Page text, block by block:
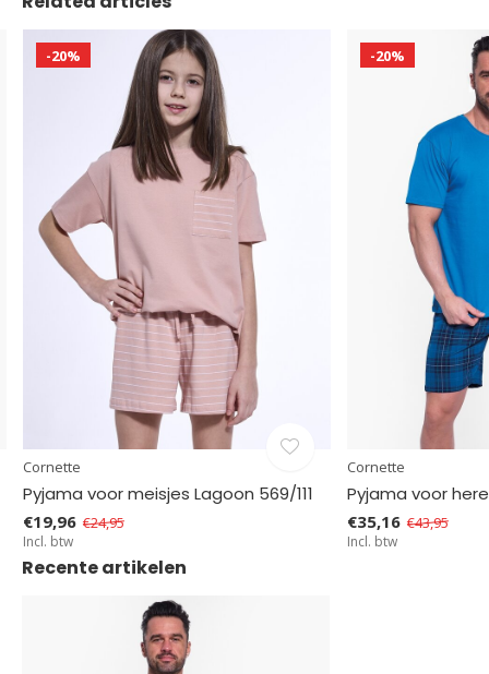
-20%
Cornette
Pyjama voor meisjes Lagoon 569/111
€19,96 €24,95
Incl. btw
-20%
Cornette
Pyjama voor
€35,16 €43,95
Incl. btw
Recente artikelen